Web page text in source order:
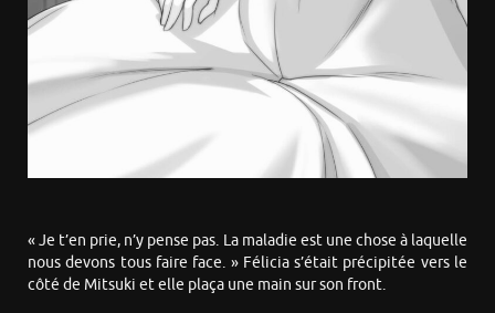
« Je t’en prie, n’y pense pas. La maladie est une chose à laquelle
nous devons tous faire face. » Félicia s’était précipitée vers le
côté de Mitsuki et elle plaça une main sur son front.